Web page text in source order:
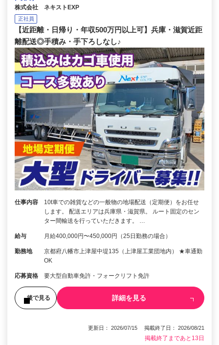
株式会社 ネキストEXP
正社員
【近距離・日帰り・年収500万円以上可】兵庫・滋賀近距
離配送◎手積み・手下ろしなし♪
仕事内容
10t車での雑貨などの一般物の地場配送（定期便）をお任せ
します。 配送エリアは兵庫県・滋賀県。 ルート固定のセン
ター間輸送を行っていただきます。 …
給与 月給400,000円〜450,000円（25日勤務の場合）
勤務地
京都府八幡市上津屋中堤135（上津屋工業団地内） ★車通勤
OK
応募資格 要大型自動車免許・フォークリフト免許
後で見る 詳細を見る
更新日： 2026/07/15 掲載終了日： 2026/08/21
掲載終了まであと13日